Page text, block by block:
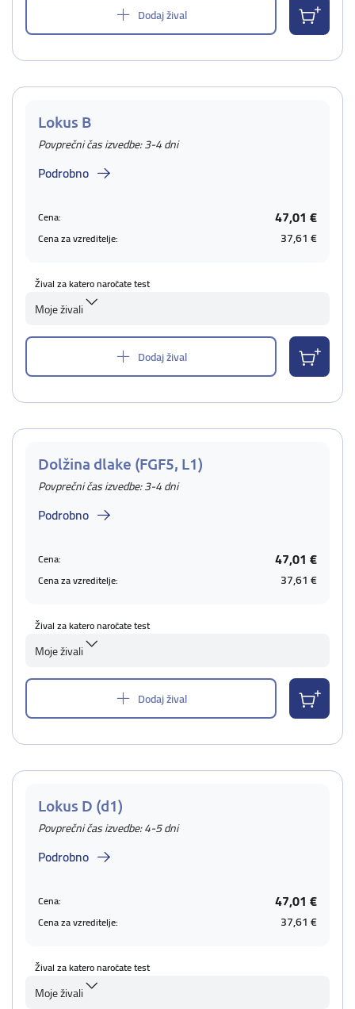
Dodaj žival
Lokus B
Povprečni čas izvedbe: 3-4 dni
Podrobno
Cena: 47,01 €
Cena za vzreditelje: 37,61 €
Žival za katero naročate test
Moje živali
Dodaj žival
Dolžina dlake (FGF5, L1)
Povprečni čas izvedbe: 3-4 dni
Podrobno
Cena: 47,01 €
Cena za vzreditelje: 37,61 €
Žival za katero naročate test
Moje živali
Dodaj žival
Lokus D (d1)
Povprečni čas izvedbe: 4-5 dni
Podrobno
Cena: 47,01 €
Cena za vzreditelje: 37,61 €
Žival za katero naročate test
Moje živali